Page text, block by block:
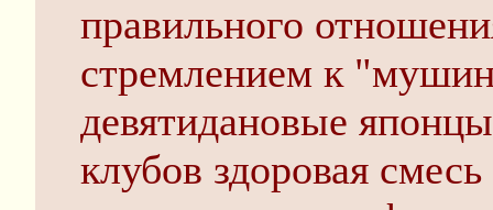
правильного
стремлением к
девятидановые
клубов здоровая